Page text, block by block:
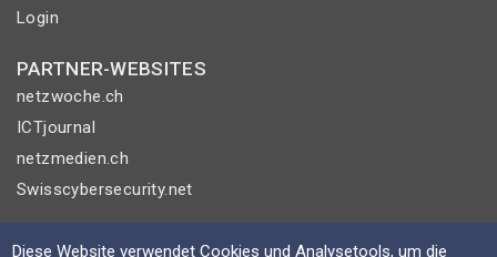
Login
PARTNER-WEBSITES
netzwoche.ch
ICTjournal
netzmedien.ch
Swisscybersecurity.net
© NETZMEDIEN AG 2026
Diese Website verwendet Cookies und Analysetools, um die